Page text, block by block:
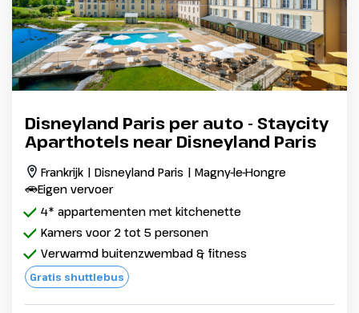
Disneyland Paris per auto - Staycity
Aparthotels near Disneyland Paris
Frankrijk | Disneyland Paris | Magny-le-Hongre
Eigen vervoer
4* appartementen met kitchenette
Kamers voor 2 tot 5 personen
Verwarmd buitenzwembad & fitness
Gratis shuttlebus